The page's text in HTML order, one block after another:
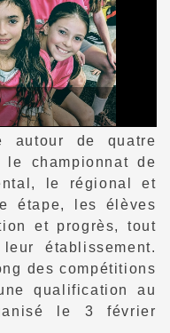
autour de quatre
le championnat de
le régional et
étape, les élèves
et progrès, tout
établissement.
des compétitions
qualification au
le 3 février